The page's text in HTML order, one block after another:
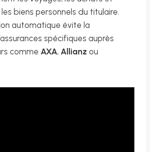
biens personnels du titulaire.
automatique évite la
spécifiques auprès
comme AXA, Allianz ou